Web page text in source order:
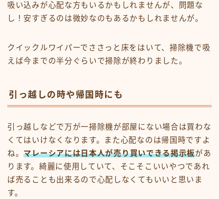
吸い込みが心配な方もいるかもしれませんが、問題な
し！安すぎるのは微妙なのもあるかもしれませんが。
クイックルワイパーでささっと床をはいて、掃除機で吸
えば今までの半分ぐらいで掃除が終わりました。
引っ越しの時や帰国時にも
引っ越しなどで万が一掃除機が部屋にない場合は買わな
くてはいけなくなります。また心配なのは帰国時ですよ
ね。マレーシアには日本人が売り買いできる掲示板があ
ります。綺麗に使用していて、そこそこいいやつであれ
ば売ることも出来るので心配しなくてもいいと思いま
す。